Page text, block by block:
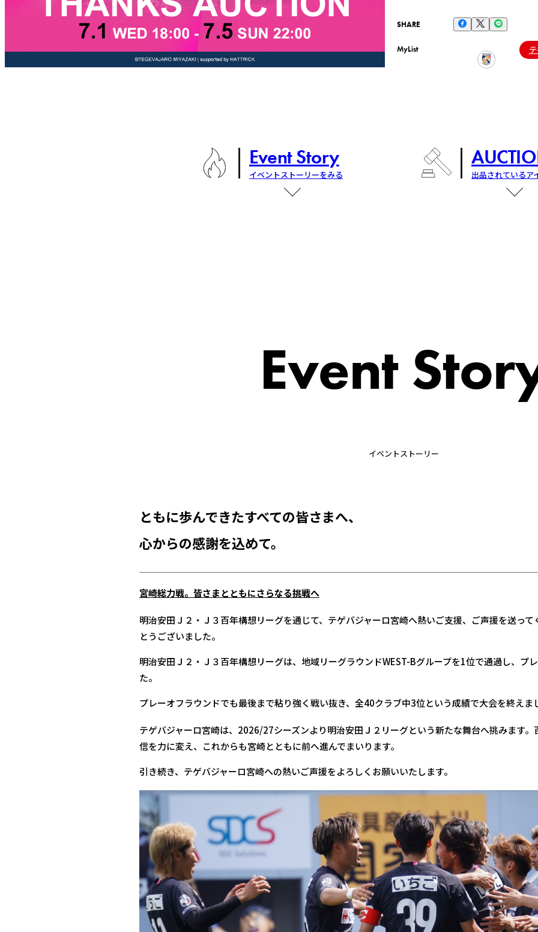
SHARE
MyList
Event Story
イベントストーリーをみる 出品されているア
Event
イベントストーリー
ともに歩んできたすべての皆さまへ、
心からの感謝を込めて。
宮崎総力戦。皆さまとともにさらなる挑戦へ
明治安田Ｊ２・Ｊ３百年構想リーグを通じて、テゲバジャーロ宮崎へ熱いご支援、ご声援を送っ
とうございました。
明治安田Ｊ２・Ｊ３百年構想リーグは、地域リーグラウンドWEST-Bグループを1位で通過し、プ
た。
プレーオフラウンドでも最後まで粘り強く戦い抜き、全40クラブ中3位という成績で大会を終えま
テゲバジャーロ宮崎は、2026/27シーズンより明治安田Ｊ２リーグという新たな舞台へ挑みます
信を力に変え、これからも宮崎とともに前へ進んでまいります。
引き続き、テゲバジャーロ宮崎への熱いご声援をよろしくお願いいたします。